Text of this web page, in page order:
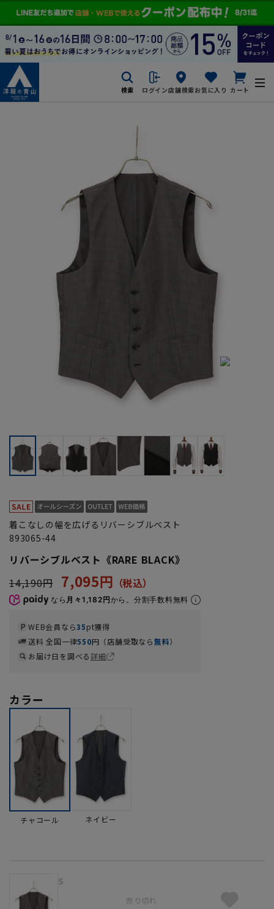
検索 ログイン店舗検索お気に入り カート
着こなしの幅を広げるリバーシブルベスト
893065-44
リバーシブルベスト《RARE BLACK》
14,190円
7,095円
なら 月々1,182円から。分割手数料無料
WEB会員なら35pt獲得
送料 全国一律550円（店舗受取なら無料）
お届け日を調べる詳細
カラー
チャコール ネイビー
S
売り切れ